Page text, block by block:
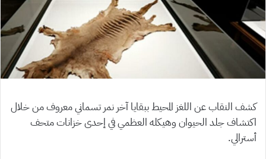
كشف النقاب عن اللغز المحيط ببقايا آخر نمر تسماني معروف من خلال
اكتشاف جلد الحيوان وهيكله العظمي في إحدى خزانات متحف
أسترالي.